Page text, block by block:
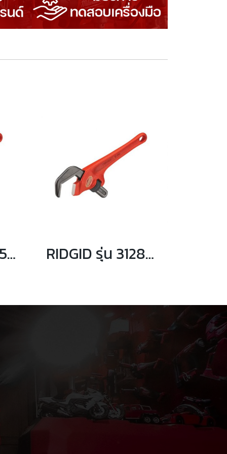
RIDGID รุ่น 31275 17 ประแจเลื่อนขันน็อต หกเหลี่ยมด้ามตรง RIDGID รุ่น 31280 25 ประแจเลื่อนขันน็อต หกเหลี่ยมด้ามตรง